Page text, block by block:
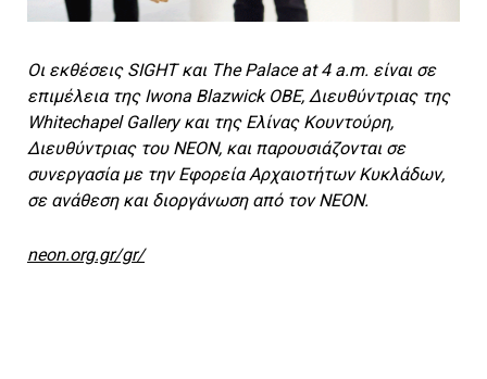
Οι εκθέσεις SIGHT και The Palace at 4 a.m. είναι σε
επιμέλεια της Iwona Blazwick OBE, Διευθύντριας της
Whitechapel Gallery και της Ελίνας Κουντούρη,
Διευθύντριας του ΝΕΟΝ, και παρουσιάζονται σε
συνεργασία με την Εφορεία Αρχαιοτήτων Κυκλάδων,
σε ανάθεση και διοργάνωση από τον ΝΕΟΝ.
neon.org.gr/gr/